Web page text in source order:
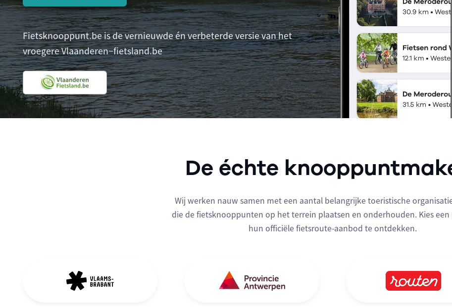
Fietsknooppunt.be is de vernieuwde én verbeterde versie van het
vroegere Vlaanderen−fietsland.be
De échte
Wij werken nauw samen met een aantal belangrijke toeristische
die de fietsknooppunten op het terrein plaatsen en onderhouden. Kies
hun officiële fietsroute-aanbod te ontdekken.